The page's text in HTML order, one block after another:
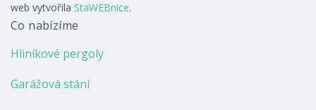
web vytvořila StaWEBnice.
Co nabízíme
Hliníkové pergoly
Garážová stání